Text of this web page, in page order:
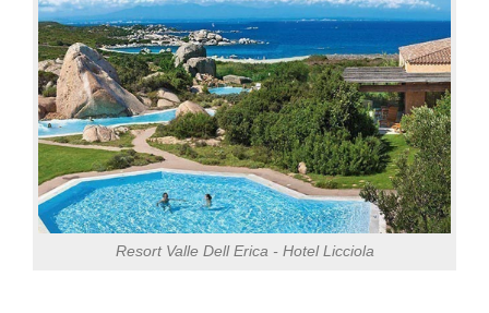
Resort Valle Dell Erica - Hotel Licciola